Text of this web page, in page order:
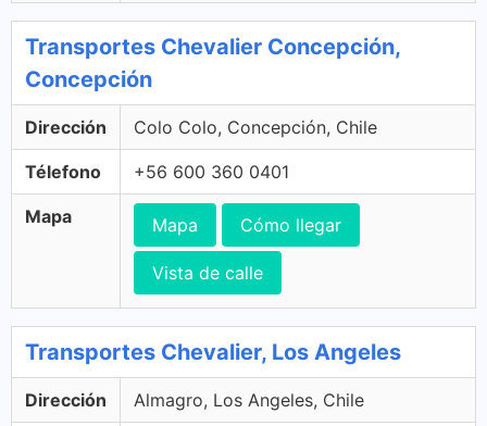
Transportes Chevalier Concepción,
Concepción
Dirección Colo Colo, Concepción, Chile
Télefono +56 600 360 0401
Mapa Mapa Cómo llegar
Vista de calle
Transportes Chevalier, Los Angeles
Dirección Almagro, Los Angeles, Chile